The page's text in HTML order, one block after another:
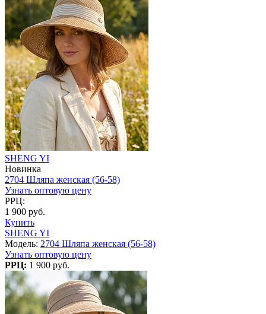
SHENG YI
Новинка
2704 Шляпа женская (56-58)
Узнать оптовую цену
РРЦ:
1 900 руб.
Купить
SHENG YI
Модель: 2704 Шляпа женская (56-58)
Узнать оптовую цену
РРЦ: 1 900 руб.